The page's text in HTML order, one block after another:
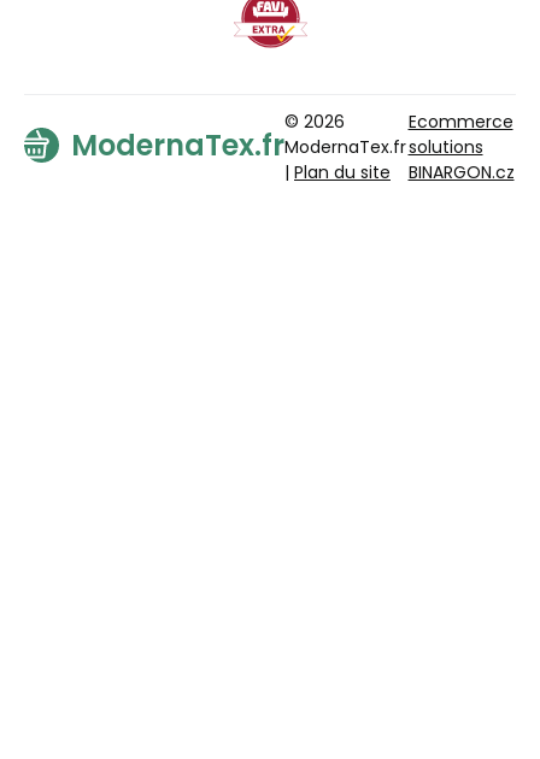
ModernaTex.fr
© 2026
ModernaTex.fr
| Plan du site
Ecommerce
solutions
BINARGON.cz